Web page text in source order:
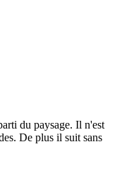
du paysage. Il n'est
De plus il suit sans